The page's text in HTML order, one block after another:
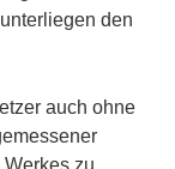
den
auch ohne
zu